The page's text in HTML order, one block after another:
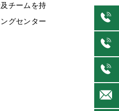
チームを持
グセンター